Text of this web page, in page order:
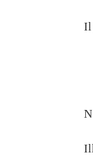
Il